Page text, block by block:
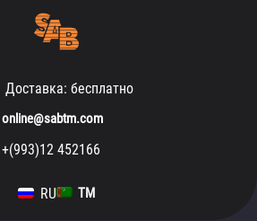
Доставка: бесплатно
online@sabtm.com
+(993)12 452166
RU TM